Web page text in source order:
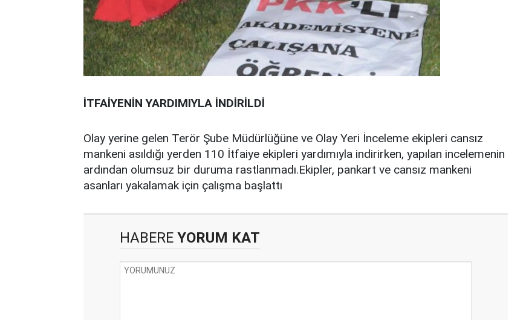
İTFAİYENİN YARDIMIYLA İNDİRİLDİ
Olay yerine gelen Terör Şube Müdürlüğüne ve Olay Yeri İnceleme ekipleri cansız
mankeni asıldığı yerden 110 İtfaiye ekipleri yardımıyla indirirken, yapılan incelemenin
ardından olumsuz bir duruma rastlanmadı.Ekipler, pankart ve cansız mankeni
asanları yakalamak için çalışma başlattı
HABERE YORUM KAT